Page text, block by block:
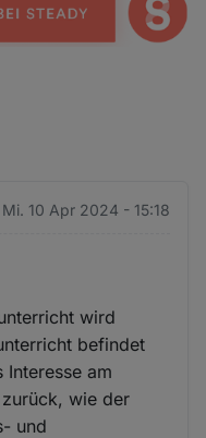
Mi. 10 Apr 2024 - 15:18
wird
befindet
Interesse am
wie der
und